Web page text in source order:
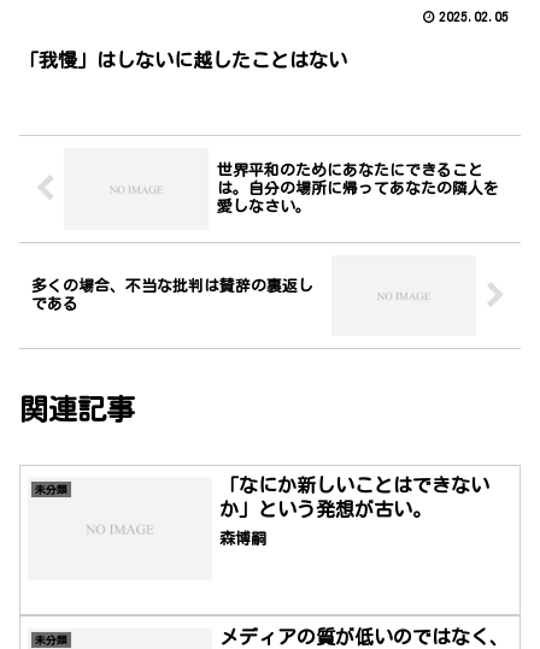
2025.02.05
「我慢」はしないに越したことはない
世界平和のためにあなたにできること
は。自分の場所に帰ってあなたの隣人を
愛しなさい。
多くの場合、不当な批判は賛辞の裏返し
である
関連記事
未分類
「なにか新しいことはできない
か」という発想が古い。
森博嗣
未分類
メディアの質が低いのではなく、